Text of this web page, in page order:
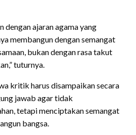
dengan ajaran agama yang
membangun dengan semangat
bukan dengan rasa takut
tuturnya.
kritik harus disampaikan secara
jawab agar tidak
tetapi menciptakan semangat
bangsa.